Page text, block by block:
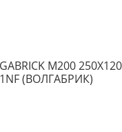
M200
(ВОЛГАБРИК)